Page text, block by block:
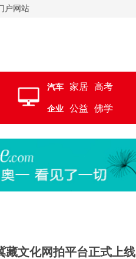
户网站
汽车 家居 高考
企业 公益 佛学
藏文化网拍平台正式上线